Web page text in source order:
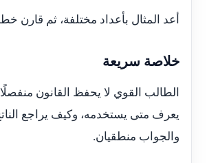
أعد المثال بأعداد مختلفة، ثم قارن
خلاصة سريعة
الطالب القوي لا يحفظ القانون
يعرف متى يستخدمه، وكيف يراجع
والجواب منطقيان.